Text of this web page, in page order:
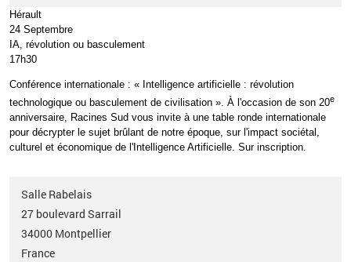
Hérault
24 Septembre
IA, révolution ou basculement
17h30
Conférence internationale : « Intelligence artificielle : révolution
technologique ou basculement de civilisation ». À l'occasion de son 20e
anniversaire, Racines Sud vous invite à une table ronde internationale
pour décrypter le sujet brûlant de notre époque, sur l'impact sociétal,
culturel et économique de l'Intelligence Artificielle. Sur inscription.
Salle Rabelais
27 boulevard Sarrail
34000 Montpellier
France